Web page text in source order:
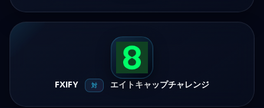
FXIFY 対 エイトキャップチャレンジ